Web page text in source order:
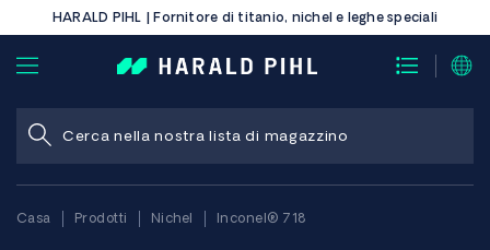
HARALD PIHL | Fornitore di titanio, nichel e leghe speciali
Casa Prodotti Nichel Inconel® 718